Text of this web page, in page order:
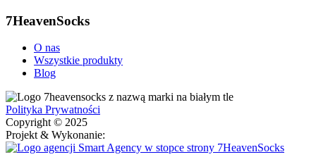
7HeavenSocks
O nas
Wszystkie produkty
Blog
Polityka Prywatności
Copyright © 2025
Projekt & Wykonanie: